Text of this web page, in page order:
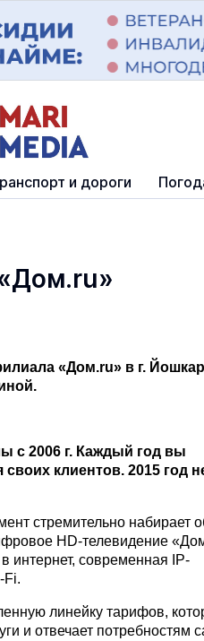
и дороги
«Дом.ru» в г.
с 2006 г. Каждый год вы
клиентов. 2015 год
стремительно набирает
HD-телевидение
интернет, современная IP-
Fi.
линейку тарифов,
и отвечает потребностям